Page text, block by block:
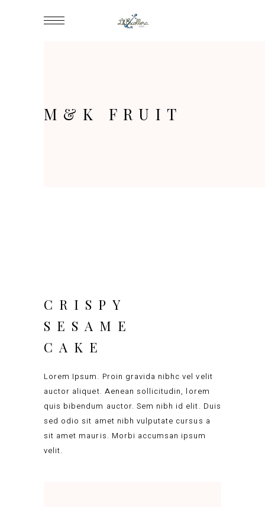
M&K FRUIT
CRISPY
SESAME
CAKE
Lorem Ipsum. Proin gravida nibhc vel velit
auctor aliquet. Aenean sollicitudin, lorem
quis bibendum auctor. Sem nibh id elit. Duis
sed odio sit amet nibh vulputate cursus a
sit amet mauris. Morbi accumsan ipsum
velit.